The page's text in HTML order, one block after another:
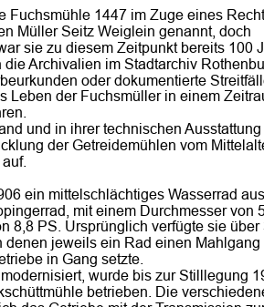
Fuchsmühle 1447 im Zuge eines
Müller Seitz Weiglein genannt, doch
sie zu diesem Zeitpunkt bereits 100
die Archivalien im Stadtarchiv
oder dokumentierte
Leben der Fuchsmüller in einem
und in ihrer technischen
der Getreidemühlen vom
ein mittelschlächtiges Wasserrad
mit einem Durchmesser von
8,8 PS. Ursprünglich verfügte sie
denen jeweils ein Rad einen
in Gang setzte.
wurde bis zur Stilllegung
betrieben. Die